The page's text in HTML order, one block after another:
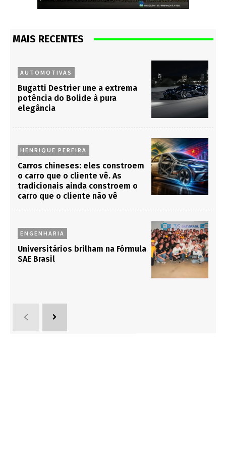
MAIS RECENTES
AUTOMOTIVAS
Bugatti Destrier une a extrema
potência do Bolide à pura
elegância
HENRIQUE PEREIRA
Carros chineses: eles constroem
o carro que o cliente vê. As
tradicionais ainda constroem o
carro que o cliente não vê
ENGENHARIA
Universitários brilham na Fórmula
SAE Brasil